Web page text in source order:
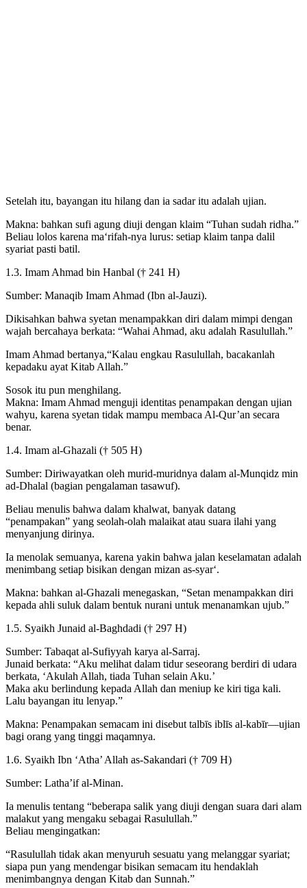
Setelah itu, bayangan itu hilang dan ia sadar itu adalah ujian.
Makna: bahkan sufi agung diuji dengan klaim “Tuhan sudah ridha.”
Beliau lolos karena ma‘rifah-nya lurus: setiap klaim tanpa dalil
syariat pasti batil.
1.3. Imam Ahmad bin Hanbal († 241 H)
Sumber: Manaqib Imam Ahmad (Ibn al-Jauzi).
Dikisahkan bahwa syetan menampakkan diri dalam mimpi dengan
wajah bercahaya berkata: “Wahai Ahmad, aku adalah Rasulullah.”
Imam Ahmad bertanya,“Kalau engkau Rasulullah, bacakanlah
kepadaku ayat Kitab Allah.”
Sosok itu pun menghilang.
Makna: Imam Ahmad menguji identitas penampakan dengan ujian
wahyu, karena syetan tidak mampu membaca Al-Qur’an secara
benar.
1.4. Imam al-Ghazali († 505 H)
Sumber: Diriwayatkan oleh murid-muridnya dalam al-Munqidz min
ad-Dhalal (bagian pengalaman tasawuf).
Beliau menulis bahwa dalam khalwat, banyak datang
“penampakan” yang seolah-olah malaikat atau suara ilahi yang
menyanjung dirinya.
Ia menolak semuanya, karena yakin bahwa jalan keselamatan adalah
menimbang setiap bisikan dengan mizan as-syar‘.
Makna: bahkan al-Ghazali menegaskan, “Setan menampakkan diri
kepada ahli suluk dalam bentuk nurani untuk menanamkan ujub.”
1.5. Syaikh Junaid al-Baghdadi († 297 H)
Sumber: Tabaqat al-Sufiyyah karya al-Sarraj.
Junaid berkata: “Aku melihat dalam tidur seseorang berdiri di udara
berkata, ‘Akulah Allah, tiada Tuhan selain Aku.’
Maka aku berlindung kepada Allah dan meniup ke kiri tiga kali.
Lalu bayangan itu lenyap.”
Makna: Penampakan semacam ini disebut talbīs iblīs al-kabīr—ujian
bagi orang yang tinggi maqamnya.
1.6. Syaikh Ibn ‘Atha’ Allah as-Sakandari († 709 H)
Sumber: Latha’if al-Minan.
Ia menulis tentang “beberapa salik yang diuji dengan suara dari alam
malakut yang mengaku sebagai Rasulullah.”
Beliau mengingatkan:
“Rasulullah tidak akan menyuruh sesuatu yang melanggar syariat;
siapa pun yang mendengar bisikan semacam itu hendaklah
menimbangnya dengan Kitab dan Sunnah.”